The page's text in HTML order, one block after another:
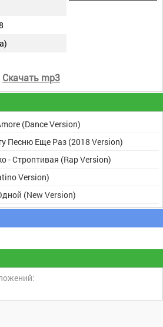
Скачать mp3
(Dance Version)
Песню Еще Раз (2018 Version)
- Строптивая (Rap Version)
Version)
(New Version)